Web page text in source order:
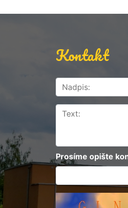
Kontakt
Prosíme opište